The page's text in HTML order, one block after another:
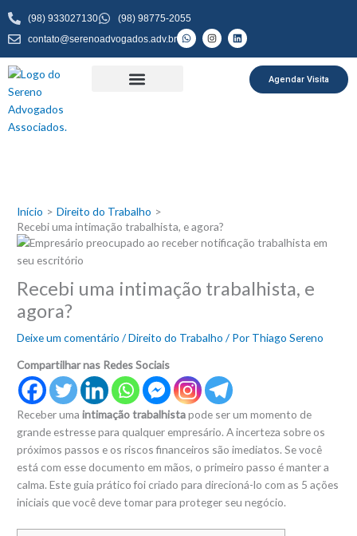
para
conteúdo
(98) 933027130
(98) 98775-2055
contato@serenoadvogados.adv.br
W
h
a
t
I
n
s
t
L
i
n
k
Agendar Visita
Início
Direito do Trabalho
Recebi uma intimação trabalhista, e agora?
Recebi uma intimação trabalhista, e
agora?
Deixe um comentário /Direito do Trabalho / Por Thiago Sereno
Compartilhar nas Redes Sociais
Receber umaintimação trabalhistapode ser um momento de
grande estresse para qualquer empresário. A incerteza sobre os
próximos passos e os riscos financeiros são imediatos. Se você
está com esse documento em mãos, o primeiro passo é manter a
calma. Este guia prático foi criado para direcioná-lo com as 5 ações
iniciais que você deve tomar para proteger seu negócio.